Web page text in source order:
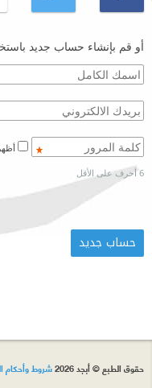
أو قم بإنشاء حساب جديد
6 أحرف على الأقل
حقوق الطبع © أبجد 2026 شروط وأحكام